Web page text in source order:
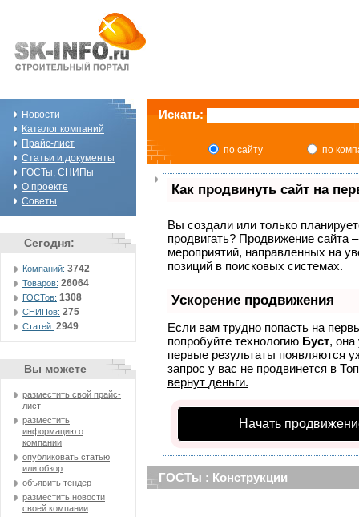
Новости
Каталог компаний
Прайс-лист
Статьи и документы
ГОСТы, СНИПы
О проекте
Советы
Сегодня:
Компаний: 3742
Товаров: 26064
ГОСТов: 1308
СНИПов: 275
Статей: 2949
Вы можете
разместить свой прайс-
лист
разместить
информацию о
компании
опубликовать статью
или обзор
объявить тендер
разместить новости
своей компании
Искать:
по сайту по
Как продвинуть сайт на
Вы создали или только
продвигать? Продвижение сайта
мероприятий, направленных на
позиций в поисковых системах.
Ускорение продвижения
Если вам трудно попасть на
попробуйте технологию Буст, она
первые результаты появляются
запрос у вас не продвинется в
вернут деньги.
Начать
ГОСТы : Конструкции